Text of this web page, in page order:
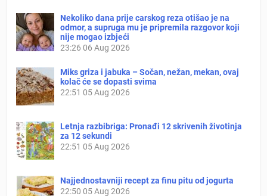
Nekoliko dana prije carskog reza otišao je na
odmor, a supruga mu je pripremila razgovor koji
nije mogao izbjeći
23:26 06 Aug 2026
Miks griza i jabuka – Sočan, nežan, mekan, ovaj
kolač će se dopasti svima
22:51 05 Aug 2026
Letnja razbibriga: Pronađi 12 skrivenih životinja
za 12 sekundi
22:51 05 Aug 2026
Najjednostavniji recept za finu pitu od jogurta
22:50 05 Aug 2026